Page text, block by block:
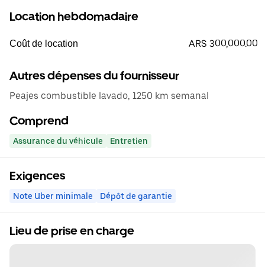
Location hebdomadaire
Coût de location ARS 300,000.00
Autres dépenses du fournisseur
Peajes combustible lavado, 1250 km semanal
Comprend
Assurance du véhicule Entretien
Exigences
Note Uber minimale Dépôt de garantie
Lieu de prise en charge